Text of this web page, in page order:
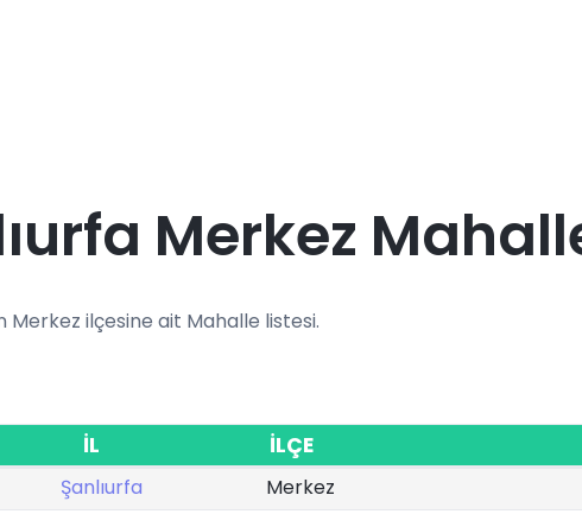
Merkez
Merkez ilçesine ait Mahalle listesi.
İL İLÇE
Şanlıurfa Merkez